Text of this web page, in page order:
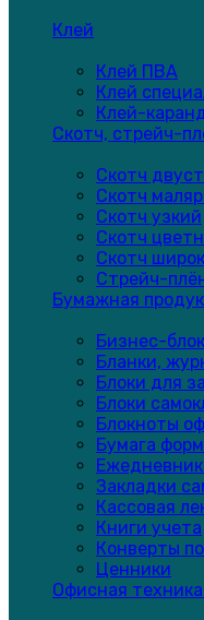
Клей
Клей ПВА
Клей
Клей-
Скотч, стрейч-
Скотч
Скотч
Скотч узкий
Скотч
Скотч
Стрейч-
Бумажная
Бизнес-
Бланки,
Блоки для
Блоки
Блокноты
Бумага
Закладки
Кассовая
Книги учета
Конверты
Ценники
Офисная